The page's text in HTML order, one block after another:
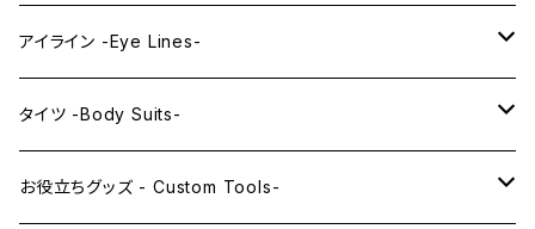
PRINCESS series
KAWAII Little series
ミドル -Middle-
レンズアイ -Lens Eyes-
レンズアイ
レンズアイEX
クリスタルアイ -Crystal Eyes-
アイライン -Eye Lines-
アイラインステッカー -Eye Line Stickers-
まゆ毛 -Eyebrows-
タイツ -Body Suits-
全身タイツ -Full Body Suits-
お役立ちグッズ - Custom Tools-